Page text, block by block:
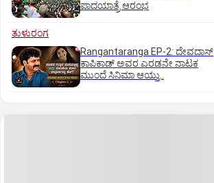
ಪಾದಯಾತ್ರೆ ಆರಂಭ
ತುಳುರಂಗ
Rangantaranga EP-2: ದೇವದಾಸ್
ಕಾಪಿಕಾಡ್‌ ಅವರ ಎರಡನೇ ನಾಟಕ
ಮುಂದೆ ಸಿನಿಮಾ ಆಯ್ತು..